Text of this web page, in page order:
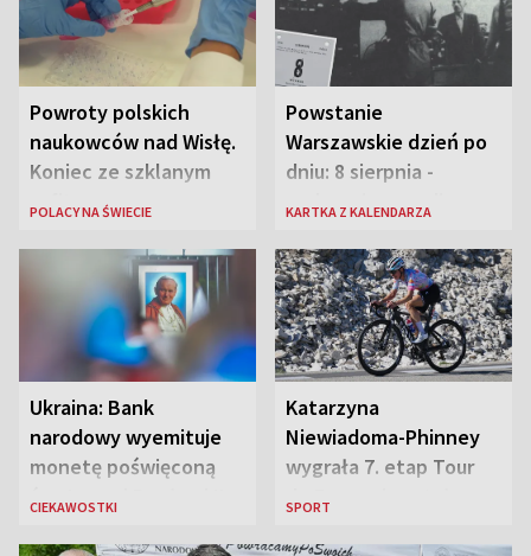
Powroty polskich
naukowców nad Wisłę.
Koniec ze szklanym
sufitem
POLACY NA ŚWIECIE
Powstanie
Warszawskie dzień po
dniu: 8 sierpnia -
rozbrzmiewa radio
„Antka Rozpylacza”
KARTKA Z KALENDARZA
Ukraina: Bank
narodowy wyemituje
monetę poświęconą
św. Janowi Pawłowi II
CIEKAWOSTKI
Katarzyna
Niewiadoma-Phinney
wygrała 7. etap Tour
de France i została
SPORT